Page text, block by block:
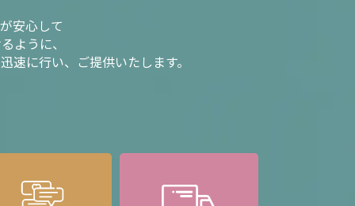
安心して
ように、
速に行い、ご提供いたします。